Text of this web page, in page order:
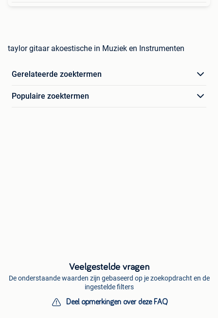
taylor gitaar akoestische in Muziek en Instrumenten
Gerelateerde zoektermen
Populaire zoektermen
Veelgestelde vragen
De onderstaande waarden zijn gebaseerd op je zoekopdracht en de
ingestelde filters
Deel opmerkingen over deze FAQ